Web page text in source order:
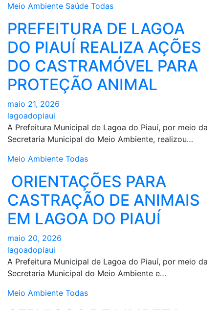
Meio Ambiente Saúde Todas
PREFEITURA DE LAGOA
DO PIAUÍ REALIZA AÇÕES
DO CASTRAMÓVEL PARA
PROTEÇÃO ANIMAL
maio 21, 2026
lagoadopiaui
A Prefeitura Municipal de Lagoa do Piauí, por meio da
Secretaria Municipal do Meio Ambiente, realizou…
Meio Ambiente Todas
ORIENTAÇÕES PARA
CASTRAÇÃO DE ANIMAIS
EM LAGOA DO PIAUÍ
maio 20, 2026
lagoadopiaui
A Prefeitura Municipal de Lagoa do Piauí, por meio da
Secretaria Municipal do Meio Ambiente e…
Meio Ambiente Todas